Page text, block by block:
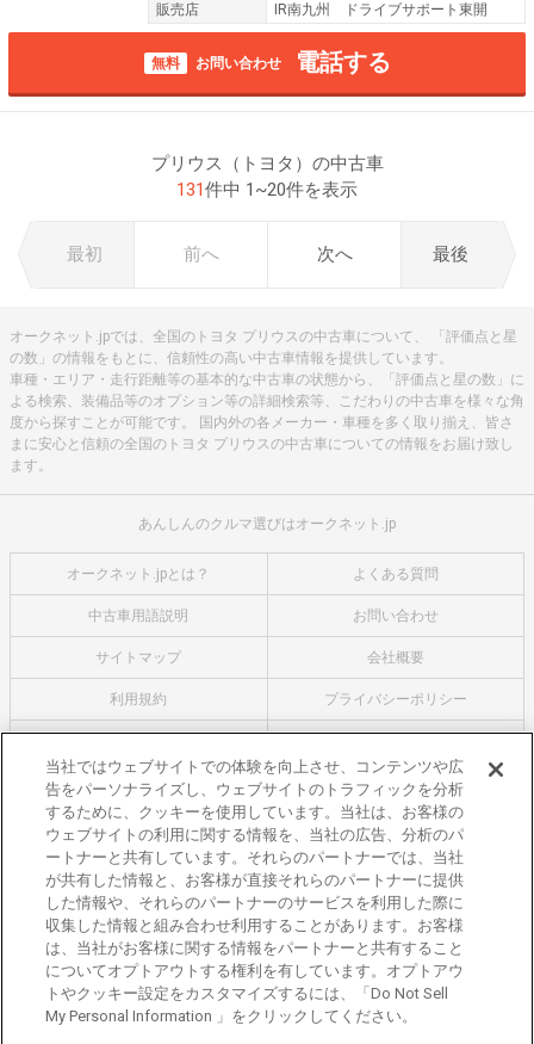
販売店
IR南九州 ドライブサポート東開
無料 お問い合わせ 電話する
プリウス（トヨタ）の中古車
131件中 1~20件を表示
最初 前へ 次へ 最後
オークネット.jpでは、全国のトヨタ プリウスの中古車について、 「評価点と星
の数」の情報をもとに、信頼性の高い中古車情報を提供しています。
車種・エリア・走行距離等の基本的な中古車の状態から、「評価点と星の数」に
よる検索、装備品等のオプション等の詳細検索等、こだわりの中古車を様々な角
度から探すことが可能です。 国内外の各メーカー・車種を多く取り揃え、皆さ
まに安心と信頼の全国のトヨタ プリウスの中古車についての情報をお届け致し
ます。
あんしんのクルマ選びはオークネット.jp
オークネット.jpとは？ よくある質問
中古車用語説明 お問い合わせ
サイトマップ 会社概要
利用規約 プライバシーポリシー
オークネットのその他のサービス
バイク関連サービス
中古バイクを探すならバイクの窓口
レンタルバイクに乗るならモトオークレンタルバイク
ブランド関連サービス
ブランド品の買取はギャラリーレア
東京都公安委員会許可 第301001105434号
株式会社オークネット
当社ではウェブサイトでの体験を向上させ、コンテンツや広
告をパーソナライズし、ウェブサイトのトラフィックを分析
するために、クッキーを使用しています。当社は、お客様の
ウェブサイトの利用に関する情報を、当社の広告、分析のパ
ートナーと共有しています。それらのパートナーでは、当社
が共有した情報と、お客様が直接それらのパートナーに提供
した情報や、それらのパートナーのサービスを利用した際に
収集した情報と組み合わせ利用することがあります。お客様
は、当社がお客様に関する情報をパートナーと共有すること
についてオプトアウトする権利を有しています。オプトアウ
トやクッキー設定をカスタマイズするには、「Do Not Sell
My Personal Information 」をクリックしてください。